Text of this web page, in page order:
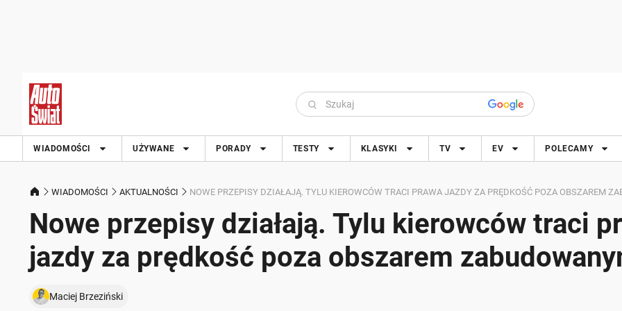
WIADOMOŚCI UŻYWANE PORADY TESTY KLASYKI TV EV POLECAMY
WIADOMOŚCI AKTUALNOŚCI NOWE PRZEPISY DZIAŁAJĄ. TYLU KIEROWCÓW TRACI PRAWA JAZDY ZA PRĘDKOŚĆ POZA OBSZAREM
Nowe przepisy działają. Tylu kierowców traci
jazdy za prędkość poza obszarem
Maciej Brzeziński